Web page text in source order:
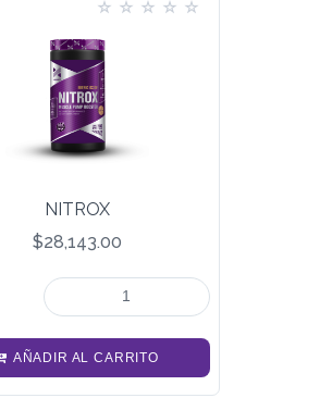
NITROX
$28,143.00
AÑADIR AL CARRITO